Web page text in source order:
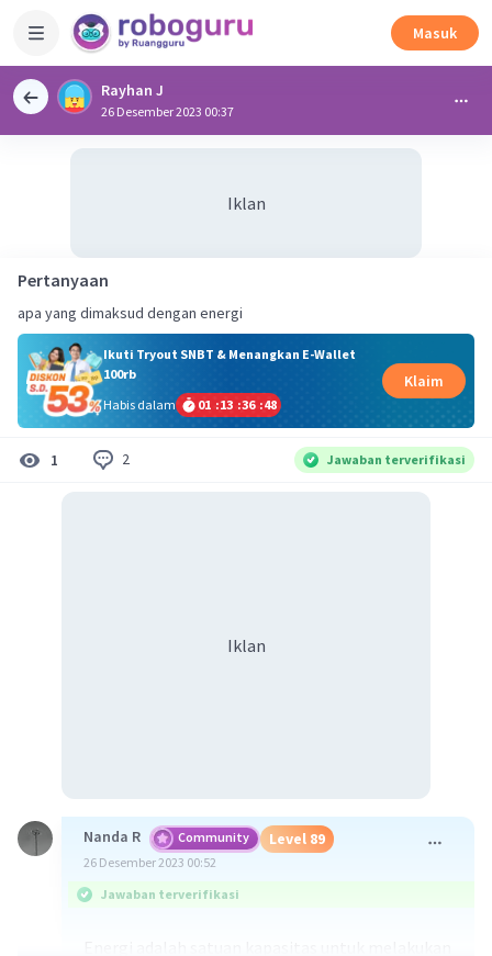
Masuk
Rayhan J
26 Desember 2023 00:37
Iklan
Pertanyaan
apa yang dimaksud dengan energi
Ikuti Tryout SNBT & Menangkan E-Wallet
100rb
Habis dalam
01 :13 :36 :48
Klaim
1 2 Jawaban terverifikasi
Iklan
Nanda R Community Level 89
26 Desember 2023 00:52
Jawaban terverifikasi